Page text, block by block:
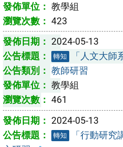
教學組
423
2024-05-13
轉知
「人文大師
教師研習
教學組
461
2024-05-13
轉知
「行動研究